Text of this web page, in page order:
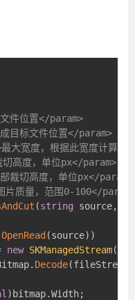
件位置</param>
标文件位置</param>
宽度，根据此宽度计算是
高度，单位px</param>
切高度，单位px</param>
质量，范围0-100</param>
(string source,
OpenRead (source) )
new SKManagedStream(
. Decode(fileStream
) bitmap.Width;